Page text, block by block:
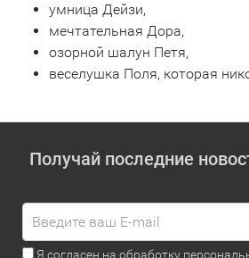
умница Дейзи,
мечтательная Дора,
озорной шалун Петя,
веселушка Поля, которая
Получай последние
Я согласен на обработку